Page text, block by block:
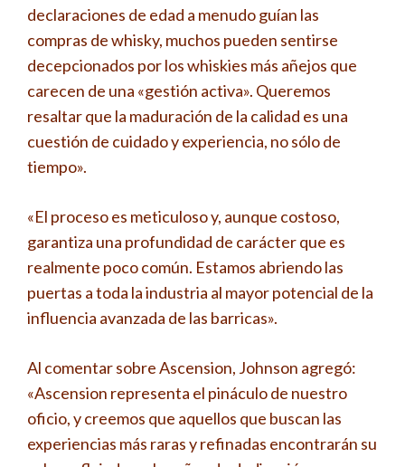
declaraciones de edad a menudo guían las
compras de whisky, muchos pueden sentirse
decepcionados por los whiskies más añejos que
carecen de una «gestión activa». Queremos
resaltar que la maduración de la calidad es una
cuestión de cuidado y experiencia, no sólo de
tiempo».
«El proceso es meticuloso y, aunque costoso,
garantiza una profundidad de carácter que es
realmente poco común. Estamos abriendo las
puertas a toda la industria al mayor potencial de la
influencia avanzada de las barricas».
Al comentar sobre Ascension, Johnson agregó:
«Ascension representa el pináculo de nuestro
oficio, y creemos que aquellos que buscan las
experiencias más raras y refinadas encontrarán su